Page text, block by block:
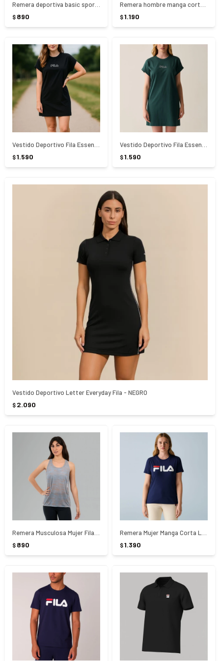
Remera deportiva basic sport polygin - Fila - NEGRO
$ 890
Remera hombre manga corta Fila hearitage-box - Blanco
$1.190
Vestido Deportivo Fila Essentials - NEGRO
$1.590
Vestido Deportivo Fila Essentials - Verde
$1.590
Vestido Deportivo Letter Everyday Fila - NEGRO
$ 2.090
Remera Musculosa Mujer Fila Light Run ll - AZUL
$ 890
Remera Mujer Manga Corta Letter Premium ll Fila - AZUL
$1.390